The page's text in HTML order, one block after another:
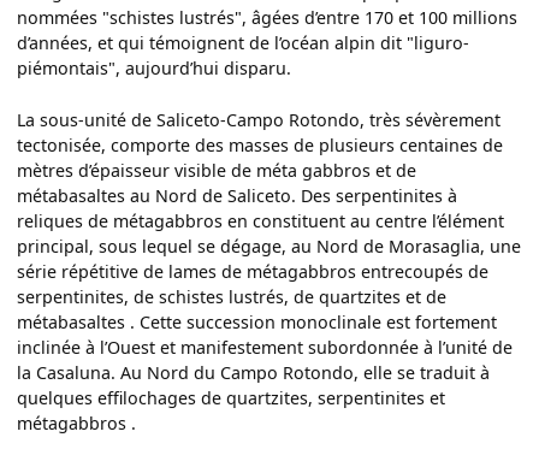
nommées "schistes lustrés", âgées d’entre 170 et 100 millions
d’années, et qui témoignent de l’océan alpin dit "liguro-
piémontais", aujourd’hui disparu.
La sous-unité de Saliceto-Campo Rotondo, très sévèrement
tectonisée, comporte des masses de plusieurs centaines de
mètres d’épaisseur visible de méta gabbros et de
métabasaltes au Nord de Saliceto. Des serpentinites à
reliques de métagabbros en constituent au centre l’élément
principal, sous lequel se dégage, au Nord de Morasaglia, une
série répétitive de lames de métagabbros entrecoupés de
serpentinites, de schistes lustrés, de quartzites et de
métabasaltes . Cette succession monoclinale est fortement
inclinée à l’Ouest et manifestement subordonnée à l’unité de
la Casaluna. Au Nord du Campo Rotondo, elle se traduit à
quelques effilochages de quartzites, serpentinites et
métagabbros .